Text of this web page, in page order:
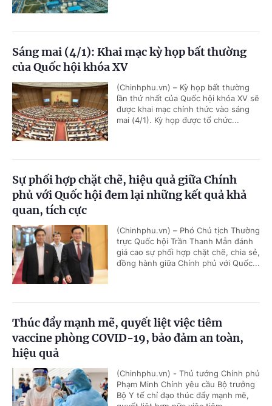
Sáng mai (4/1): Khai mạc kỳ họp bất thường
của Quốc hội khóa XV
(Chinhphu.vn) – Kỳ họp bất thường
lần thứ nhất của Quốc hội khóa XV sẽ
được khai mạc chính thức vào sáng
mai (4/1). Kỳ họp được tổ chức...
Sự phối hợp chặt chẽ, hiệu quả giữa Chính
phủ với Quốc hội đem lại những kết quả khả
quan, tích cực
(Chinhphu.vn) – Phó Chủ tịch Thường
trực Quốc hội Trần Thanh Mẫn đánh
giá cao sự phối hợp chặt chẽ, chia sẻ,
đồng hành giữa Chính phủ với Quốc...
Thúc đẩy mạnh mẽ, quyết liệt việc tiêm
vaccine phòng COVID-19, bảo đảm an toàn,
hiệu quả
(Chinhphu.vn) - Thủ tướng Chính phủ
Phạm Minh Chính yêu cầu Bộ trưởng
Bộ Y tế chỉ đạo thúc đẩy mạnh mẽ,